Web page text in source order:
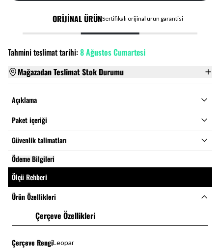
ORİJİNAL ÜRÜNSertifikalı orijinal ürün garantisi
Tahmini teslimat tarihi:8 Ağustos Cumartesi
Mağazadan Teslimat Stok Durumu
Açıklama
Paket içeriği
Güvenlik talimatları
Ödeme Bilgileri
Ölçü Rehberi
Ürün Özellikleri
Çerçeve Özellikleri
Çerçeve RengiLeopar